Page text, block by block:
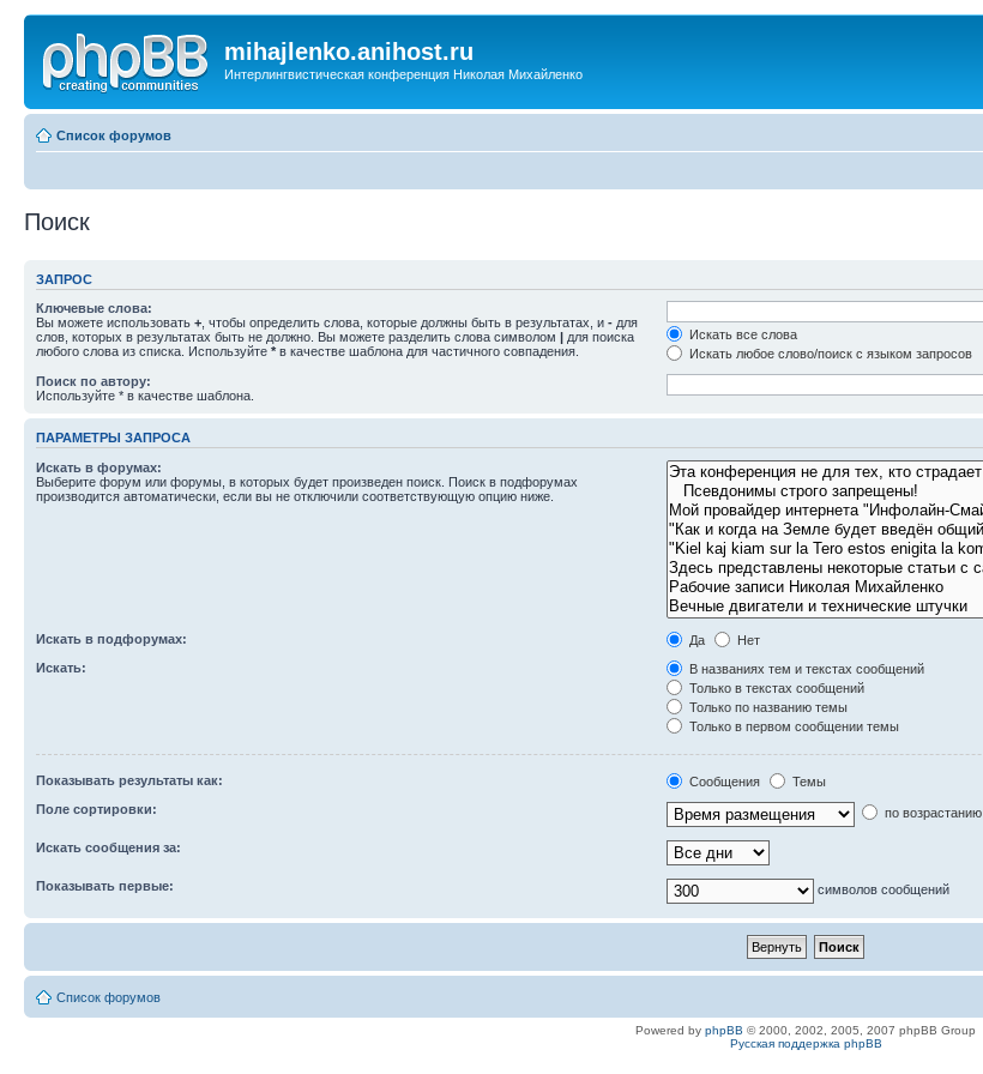
mihajlenko.anihost.ru
Интерлингвистическая конференция Николая Михайленко
Список форумов
Поиск
ЗАПРОС
Ключевые слова:
Вы можете использовать + , чтобы определить слова, которые должны быть в результатах, и - для
слов, которых в результатах быть не должно. Вы можете разделить слова символом | для поиска
любого слова из списка. Используйте * в качестве шаблона для частичного совпадения.
Искать все слова
Искать любое слово/поиск с языком запросов
Поиск по автору:
Используйте * в качестве шаблона.
ПАРАМЕТРЫ ЗАПРОСА
Искать в форумах:
Выберите форум или форумы, в которых будет произведен поиск. Поиск в подфорумах
производится автоматически, если вы не отключили соответствующую опцию ниже.
Искать в подфорумах: Да
Нет
Искать:
В названиях тем и текстах сообщений
Только в текстах сообщений
Только по названию темы
Только в первом сообщении темы
Показывать результаты как: Сообщения
Темы
Поле сортировки:
по возрастанию
Искать сообщения за:
Показывать первые: символов сообщений
Список форумов
Powered by phpBB © 2000, 2002, 2005, 2007 phpBB Group
Русская поддержка phpBB